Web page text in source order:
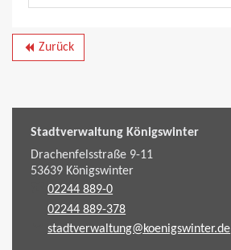
backward Zurück
Stadtverwaltung Königswinter
Drachenfelsstraße 9-11
53639Königswinter
02244 889-0
02244 889-378
stadtverwaltung@koenigswinter.de